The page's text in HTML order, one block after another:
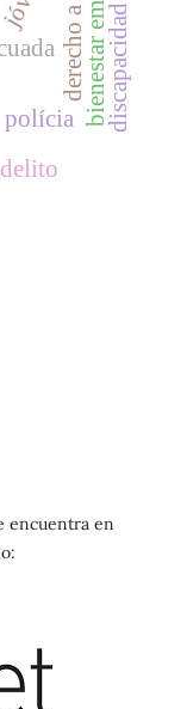
polícia discapacidad
encuentra en